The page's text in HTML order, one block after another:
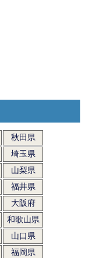
秋田県
埼玉県
山梨県
福井県
大阪府
和歌山県
山口県
福岡県